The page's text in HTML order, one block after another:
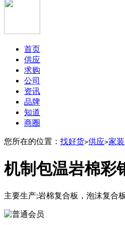
首页
供应
求购
公司
资讯
品牌
知道
商圈
您所在的位置： 找好货>供应>家
机制包温岩棉彩
主要生产;岩棉复合板，泡沫复合